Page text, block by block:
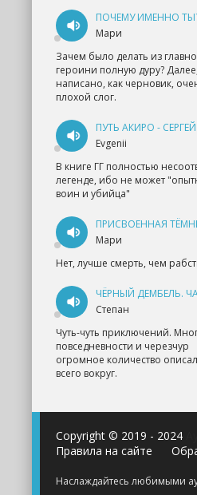
Мари
Зачем было делать из
героини полную дуру? Далее,
написано, как черновик,
плохой слог.
Evgenii
В книге ГГ полностью
легенде, ибо не может
воин и убийца"
Мари
Нет, лучше смерть, чем
Степан
Чуть-чуть приключений.
повседневности и черезчур
огромное количество
всего вокруг.
Copyright © 2019 - 2024
Правила на сайте
Наслаждайтесь любимыми